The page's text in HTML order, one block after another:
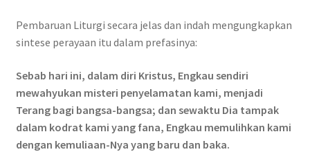
Pembaruan Liturgi secara jelas dan indah mengungkapkan
sintese perayaan itu dalam prefasinya:
Sebab hari ini, dalam diri Kristus, Engkau sendiri
mewahyukan misteri penyelamatan kami, menjadi
Terang bagi bangsa-bangsa; dan sewaktu Dia tampak
dalam kodrat kami yang fana, Engkau memulihkan kami
dengan kemuliaan-Nya yang baru dan baka.